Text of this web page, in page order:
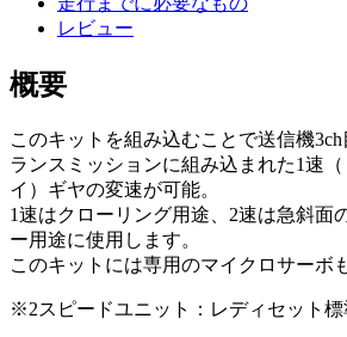
レビュー
概要
このキットを組み込むことで送信機
ランスミッションに組み込まれた1速
イ）ギヤの変速が可能。
1速はクローリング用途、2速は急斜面
ー用途に使用します。
このキットには専用のマイクロサーボ
※2スピードユニット：レディセット標